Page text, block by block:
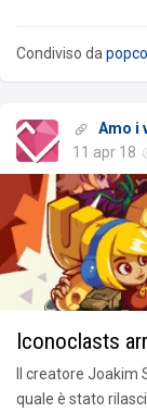
Condiviso da
Amo i
11 apr 18
Iconoclasts
Il creatore Joakim
quale è stato